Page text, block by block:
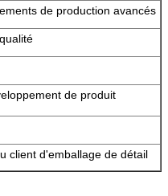
de production avancés
de produit
client d'emballage de détail